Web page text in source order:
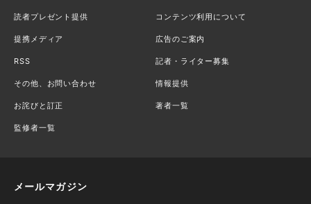
読者プレゼント提供 コンテンツ利用について
提携メディア 広告のご案内
RSS 記者・ライター募集
その他、お問い合わせ 情報提供
お詫びと訂正 著者一覧
監修者一覧
メールマガジン